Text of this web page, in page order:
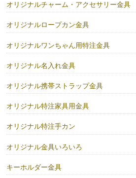
オリジナルチャーム・アクセサリー金具
オリジナルロープカン金具
オリジナルワンちゃん用特注金具
オリジナル名入れ金具
オリジナル携帯ストラップ金具
オリジナル特注家具用金具
オリジナル特注手カン
オリジナル金具いろいろ
キーホルダー金具